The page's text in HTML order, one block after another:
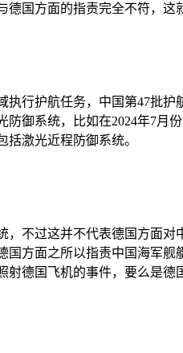
国方面的指责完全不符，这
行护航任务，中国第47批
御系统，比如在2024年7月
激光近程防御系统。
不过这并不代表德国方面
方面之所以指责中国海军
德国飞机的事件，要么是德